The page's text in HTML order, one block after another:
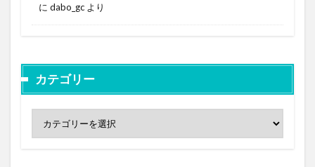
に dabo_gc より
カテゴリー